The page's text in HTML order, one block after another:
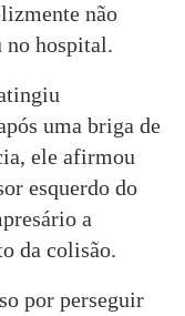
não
no hospital.
uma briga de
ele afirmou
esquerdo do
a
da colisão.
por perseguir